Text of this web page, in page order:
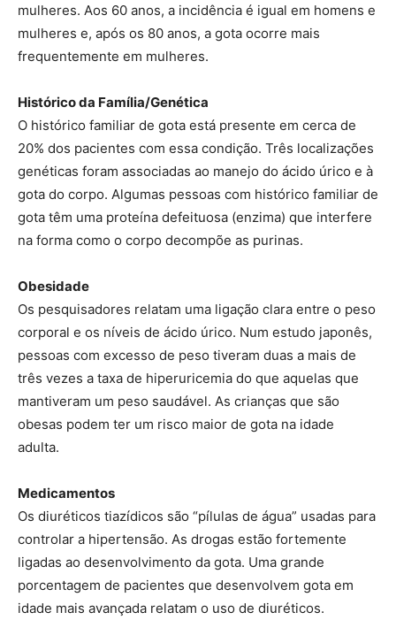
mulheres. Aos 60 anos, a incidência é igual em homens e
mulheres e, após os 80 anos, a gota ocorre mais
frequentemente em mulheres.
Histórico da Família/Genética
O histórico familiar de gota está presente em cerca de
20% dos pacientes com essa condição. Três localizações
genéticas foram associadas ao manejo do ácido úrico e à
gota do corpo. Algumas pessoas com histórico familiar de
gota têm uma proteína defeituosa (enzima) que interfere
na forma como o corpo decompõe as purinas.
Obesidade
Os pesquisadores relatam uma ligação clara entre o peso
corporal e os níveis de ácido úrico. Num estudo japonês,
pessoas com excesso de peso tiveram duas a mais de
três vezes a taxa de hiperuricemia do que aquelas que
mantiveram um peso saudável. As crianças que são
obesas podem ter um risco maior de gota na idade
adulta.
Medicamentos
Os diuréticos tiazídicos são “pílulas de água” usadas para
controlar a hipertensão. As drogas estão fortemente
ligadas ao desenvolvimento da gota. Uma grande
porcentagem de pacientes que desenvolvem gota em
idade mais avançada relatam o uso de diuréticos.